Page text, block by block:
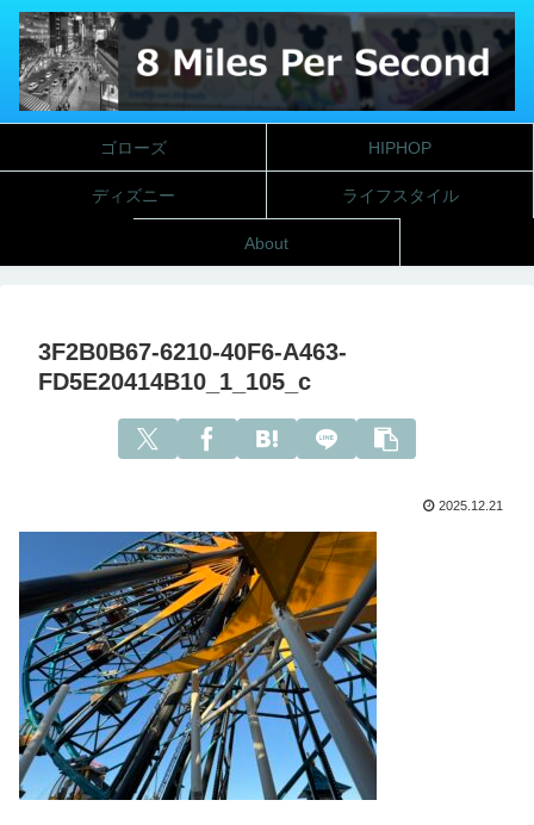
ゴローズ HIPHOP
ディズニー ライフスタイル
About
3F2B0B67-6210-40F6-A463-
FD5E20414B10_1_105_c
2025.12.21